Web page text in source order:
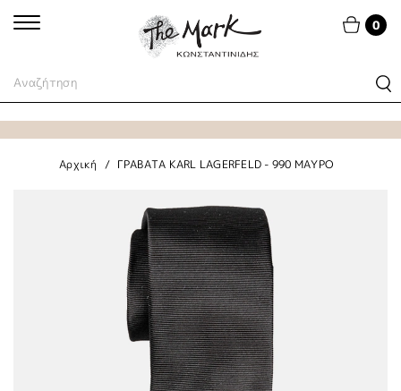
0
Αρχική ΓΡΑΒΑΤΑ KARL LAGERFELD - 990 ΜΑΥΡΟ